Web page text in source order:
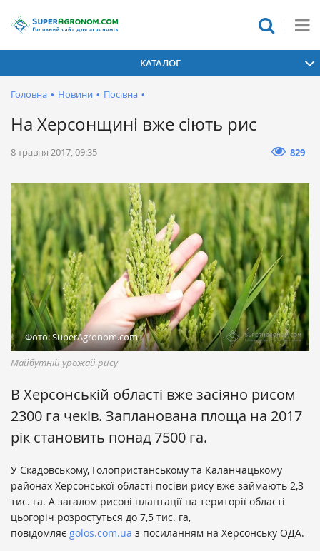
КАТАЛОГ
Головна • Новини • Посівна •
На Херсонщині вже сіють рис
8 травня 2017, 09:35 829
Фото: SuperAgronom.com
Майбутній урожай рису
В Херсонській області вже засіяно рисом
2300 га чеків. Запланована площа на 2017
рік становить понад 7500 га.
У Скадовському, Голопристанському та Каланчацькому
районах Херсонської області посіви рису вже займають 2,3
тис. га. А загалом рисові плантації на території області
цьогоріч розростуться до 7,5 тис. га,
повідомляє golos.com.ua з посиланням на Херсонську ОДА.